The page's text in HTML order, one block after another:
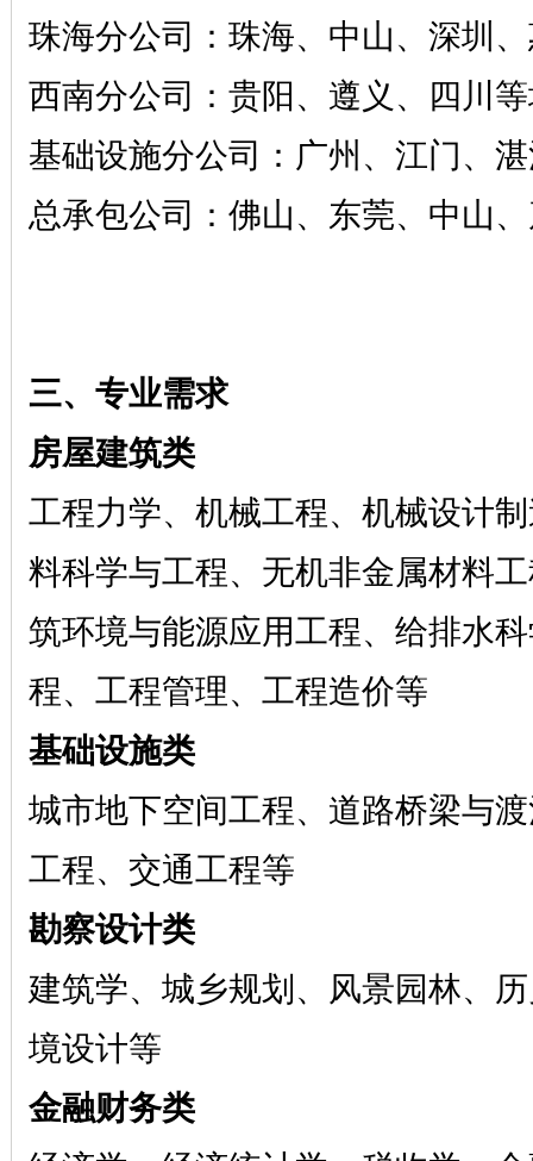
珠海分公司：珠海、中山、深圳
西南分公司：贵阳、遵义、四川
基础设施分公司：广州、江门、
总承包公司：佛山、东莞、中山
三、专业需求
房屋建筑类
工程力学、机械工程、机械设计
料科学与工程、无机非金属材料
筑环境与能源应用工程、给排水
程、工程管理、工程造价等
基础设施类
城市地下空间工程、道路桥梁与
工程、交通工程等
勘察设计类
建筑学、城乡规划、风景园林、
境设计等
金融财务类